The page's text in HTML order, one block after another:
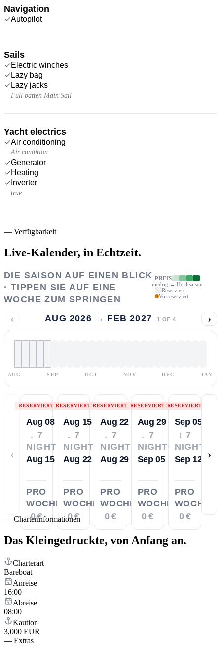
Navigation
Autopilot
Sails
Electric winches
Lazy bag
Lazy jacks
Full batten Main Sail
Yacht electrics
Air conditioning
Air condition
Generator
Heating
Inverter
true
— Verfügbarkeit
Live-Kalender, in Echtzeit.
DIE SAISON AUF EINEN BLICK
· TIPPEN SIE AUF EINE
WOCHE ZUM SPRINGEN
PREIS
niedrig → Hochsaison
Reserviert
Vorreserviert
‹ AUG 2026 → FEB 2027 1 OF 4 ›
AUG SEP OCT NOV DEC JAN
‹
RESERVIERT
Aug 08
↓ 7
NIGHTS
Aug 15
PRO
WOCHE
0 €
RESERVIERT
Aug 15
↓ 7
NIGHTS
Aug 22
PRO
WOCHE
0 €
RESERVIERT
Aug 22
↓ 7
NIGHTS
Aug 29
PRO
WOCHE
0 €
RESERVIERT
Aug 29
↓ 7
NIGHTS
Sep 05
PRO
WOCHE
0 €
RESERVIERT
Sep 05
↓ 7
NIGHTS
Sep 12
PRO
WOCHE
0 €
›
— Charterinformationen
Das Kleingedruckte, von Anfang an.
Charterart
Bareboat
Anreise
16:00
Abreise
08:00
Kaution
3,000 EUR
— Extras